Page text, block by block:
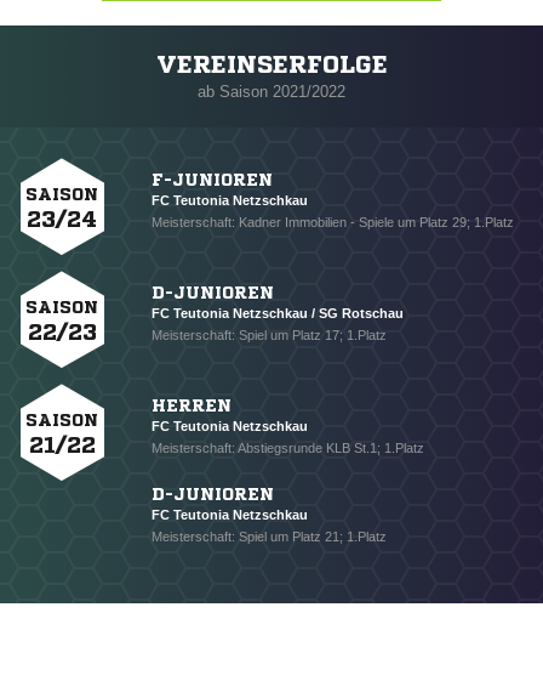
Nachricht an FC Teutonia Netzschkau
VEREINSERFOLGE
ab Saison 2021/2022
SAISON
23/24
F-JUNIOREN
FC Teutonia Netzschkau
Meisterschaft: Kadner Immobilien - Spiele um Platz 29; 1.Platz
SAISON
22/23
D-JUNIOREN
FC Teutonia Netzschkau / SG Rotschau
Meisterschaft: Spiel um Platz 17; 1.Platz
SAISON
21/22
HERREN
FC Teutonia Netzschkau
Meisterschaft: Abstiegsrunde KLB St.1; 1.Platz
D-JUNIOREN
FC Teutonia Netzschkau
Meisterschaft: Spiel um Platz 21; 1.Platz